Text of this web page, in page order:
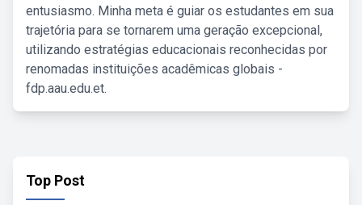
entusiasmo. Minha meta é guiar os estudantes em sua
trajetória para se tornarem uma geração excepcional,
utilizando estratégias educacionais reconhecidas por
renomadas instituições acadêmicas globais -
fdp.aau.edu.et.
Top Post